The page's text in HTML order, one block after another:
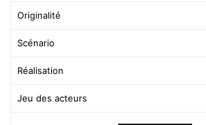
Originalité
Scénario
Réalisation
Jeu des acteurs